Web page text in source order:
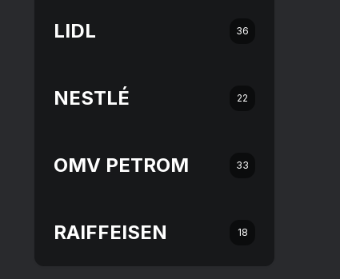
LIDL 36
NESTLÉ 22
OMV PETROM 33
RAIFFEISEN 18